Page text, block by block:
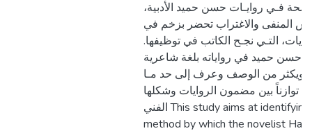
فـي روايـات حسن حميد الأدبية،
المنفى والاغتراب تحضر بزخم في
التـي نجـح الكاتب في توظيفها.
حسن حميد في رواياته بلغة شاعرية
ويكثر من الوصف وعرف إلى حد مـا
توازناً بين مضمون الروايات وشكلها
الفني This study aims at identifying the
method by which the novelist